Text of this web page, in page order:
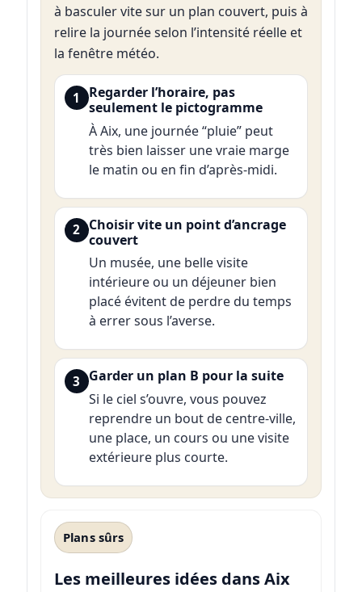
à basculer vite sur un plan couvert, puis à
relire la journée selon l’intensité réelle et
la fenêtre météo.
1
Regarder l’horaire, pas
seulement le pictogramme
À Aix, une journée “pluie” peut
très bien laisser une vraie marge
le matin ou en fin d’après-midi.
2 Choisir vite un point d’ancrage
couvert
Un musée, une belle visite
intérieure ou un déjeuner bien
placé évitent de perdre du temps
à errer sous l’averse.
3 Garder un plan B pour la suite
Si le ciel s’ouvre, vous pouvez
reprendre un bout de centre-ville,
une place, un cours ou une visite
extérieure plus courte.
Plans sûrs
Les meilleures idées dans Aix